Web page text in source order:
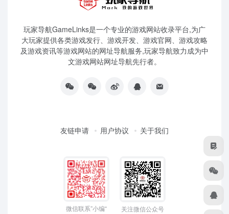
玩家导航GameLinks是一个专业的游戏网站收录平台,为广
大玩家提供各类游戏发行、游戏开发、游戏官网、游戏攻略
及游戏资讯等游戏网站的网址导航服务,玩家导航致力成为中
文游戏网站网址导航先行者。
友链申请 用户协议 关于我们
微信联系”小编“ 关注微信公众号